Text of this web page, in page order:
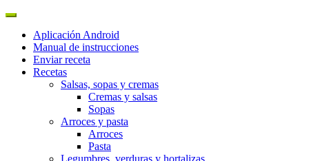
Aplicación Android
Manual de instrucciones
Enviar receta
Recetas
Salsas, sopas y cremas
Cremas y salsas
Sopas
Arroces y pasta
Arroces
Pasta
Legumbres, verduras y hortalizas